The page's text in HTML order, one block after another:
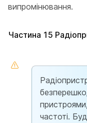
випромінювання.
Частина 15
частоті.